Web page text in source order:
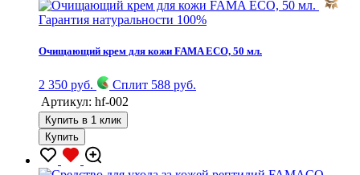
Гарантия натуральности 100%
Очищающий крем для кожи FAMA ECO, 50 мл.
2 350 руб.
Сплит 588 руб.
Артикул: hf-002
Купить в 1 клик
Купить